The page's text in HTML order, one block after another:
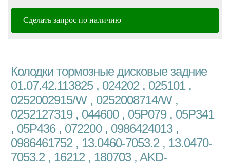
Сделать запрос по наличию
Колодки тормозные дисковые задние
01.07.42.113825 , 024202 , 025101 ,
0252002915/W , 0252008714/W ,
0252127319 , 044600 , 05P079 , 05P341
, 05P436 , 072200 , 0986424013 ,
0986461752 , 13.0460-7053.2 , 13.0470-
7053.2 , 16212 , 180703 , AKD-